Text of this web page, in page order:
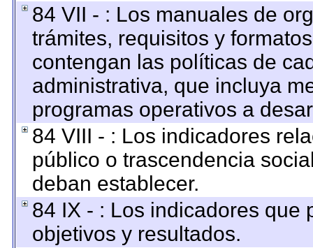
84 VII - : Los manuales de
trámites, requisitos y
contengan las políticas de
administrativa, que incluya
programas operativos a
84 VIII - : Los indicadores
público o trascendencia
deban establecer.
84 IX - : Los indicadores que
objetivos y resultados.